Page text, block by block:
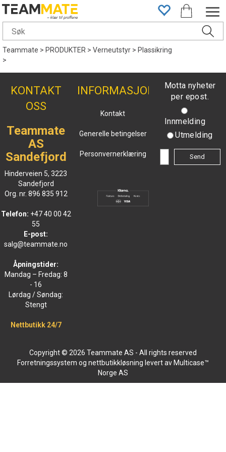
Teammate>PRODUKTER>Verneutstyr>Plassikring
>
KONTAKT
OSS
Teammate
AS
Sandefjord
Hinderveien 5, 3223
Sandefjord
Org. nr. 896 835 912
Telefon: +47 40 00 42
55
E-post:
salg@teammate.no
Åpningstider:
Mandag – Fredag: 8
- 16
Lørdag / Søndag:
Stengt
Nettbutikk 24/7
INFORMASJON
Kontakt
Generelle betingelser
Personvernerklæring
Motta nyheter
per epost.
Innmelding
Utmelding
Copyright © 2026 Teammate AS - All rights reserved
Forretningssystem og nettbutikkløsning levert av Multicase™
Norge AS